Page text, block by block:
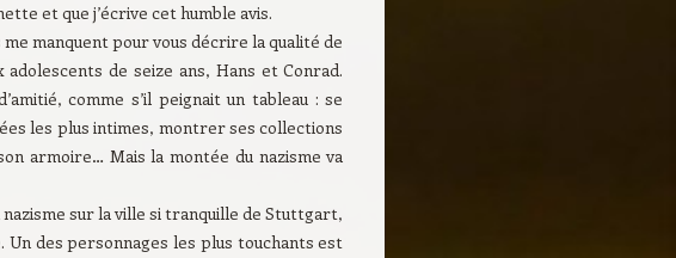
et que j’écrive cet humble avis.
manquent pour vous décrire la qualité de
de seize ans, Hans et Conrad.
comme s’il peignait un tableau : se
les plus intimes, montrer ses collections
armoire… Mais la montée du nazisme va
nazisme sur la ville si tranquille de Stuttgart,
Un des personnages les plus touchants est